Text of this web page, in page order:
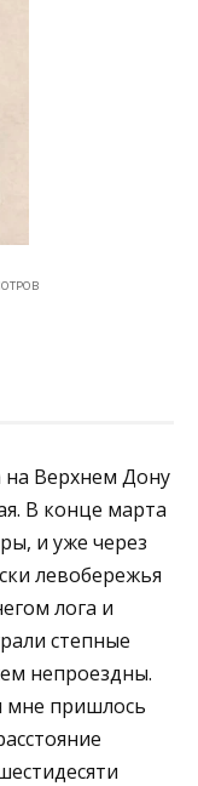
на Верхнем Дону
В конце марта
и уже через
левобережья
лога и
степные
непроездны.
мне пришлось